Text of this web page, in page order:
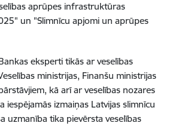
aprūpes infrastruktūras
un "Slimnīcu apjomi un aprūpes
eksperti tikās ar veselības
ministrijas, Finanšu ministrijas
kā arī ar veselības nozares
iespējamās izmaiņas Latvijas slimnīcu
uzmanība tika pievērsta veselības